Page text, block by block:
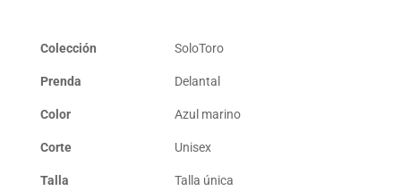
Colección SoloToro
Prenda Delantal
Color Azul marino
Corte Unisex
Talla Talla única